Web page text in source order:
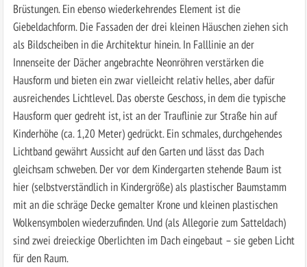
Brüstungen. Ein ebenso wiederkehrendes Element ist die
Giebeldachform. Die Fassaden der drei kleinen Häuschen ziehen sich
als Bildscheiben in die Architektur hinein. In Falllinie an der
Innenseite der Dächer angebrachte Neonröhren verstärken die
Hausform und bieten ein zwar vielleicht relativ helles, aber dafür
ausreichendes Lichtlevel. Das oberste Geschoss, in dem die typische
Hausform quer gedreht ist, ist an der Trauflinie zur Straße hin auf
Kinderhöhe (ca. 1,20 Meter) gedrückt. Ein schmales, durchgehendes
Lichtband gewährt Aussicht auf den Garten und lässt das Dach
gleichsam schweben. Der vor dem Kindergarten stehende Baum ist
hier (selbstverständlich in Kindergröße) als plastischer Baumstamm
mit an die schräge Decke gemalter Krone und kleinen plastischen
Wolkensymbolen wiederzufinden. Und (als Allegorie zum Satteldach)
sind zwei dreieckige Oberlichten im Dach eingebaut – sie geben Licht
für den Raum.